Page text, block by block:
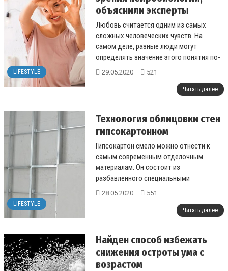
LIFESTYLE
объяснили эксперты
Любовь считается одним из самых
сложных человеческих чувств. На
самом деле, разные люди могут
определять значение этого понятия по-
разному....
29.05.2020 521
Читать далее
LIFESTYLE
Технология облицовки стен
гипсокартонном
Гипсокартон смело можно отнести к
самым современным отделочным
материалам. Он состоит из
разбавленного специальными
компонентами гипса, внутреннего и
28.05.2020 551
Читать далее
Найден способ избежать
снижения остроты ума с
возрастом